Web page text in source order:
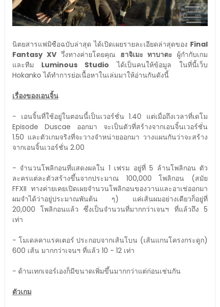
นิตยสารแฟมิซือฉบับล่าสุด ได้เปิดเผยรายละเอียดล่าสุดของ Final
Fantasy XV วึ่งทางค่ายโดยคุณ ฮาจิเมะ ทาบาตะ ผู้กำกับเกม
และทีม Luminous Studio ได้เป็นคนให้ข้อมูล ในที่นี้เว็บ
Hokanko ได้ทำการย่อเนื้อหาในเล่มมาให้อ่านกันดังนี้
เรื่องของเอนจิ้น
- เอนจิ้นที่ใช้อยู่ในตอนนี้เป็นเวอร์ชั่น 1.40 แต่เมื่อถึงเวลาที่เดโม
Episode Duscae ออกมา จะเป็นตัวที่สร้างจากเอนจิ้นเวอร์ชั่น
1.50 และตัวเกมจริงที่จะวางจำหน่ายออกมา วางแผนกันว่าจะสร้าง
จากเอนจิ้นเวอร์ชั่น 2.00
- จำนวนโพลิกอนที่แสดงผลใน 1 เฟรม อยู่ที่ 5 ล้านโพลิกอน ตัว
ละครแต่ละตัวสร้างขึ้นจากประมาณ 100,000 โพลิกอน (สมัย
FFXII ทางค่ายเคยเปิดเผยจำนวนโพลิกอนของวานและอาเช่ออกมา
ผมจำได้ว่าอยู่ประมาณพันต้น ๆ) แค่เส้นผมอย่างเดียวก็อยู่ที่
20,000 โพลิกอนแล้ว ซึ่งเป็นจำนวนที่มากกว่าเจนฯ ที่แล้วถึง 5
เท่า
- โมเดลคาแรคเตอร์ ประกอบจากเส้นโบน (เส้นแกนโครงกระดูก)
600 เส้น มากกว่าเจนฯ ที่แล้ว 10 - 12 เท่า
- ด้านเทกเจอร์เองก็มีขนาดเพิ่มขึ้นมากกว่าแต่ก่อนเช่นกัน
ตัวเกม